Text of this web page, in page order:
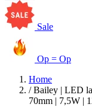
Sale
Op = Op
Home
/ Bailey | LED
70mm | 7,5W |